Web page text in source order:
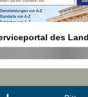
des
Berlin
bei Ämtern usw.